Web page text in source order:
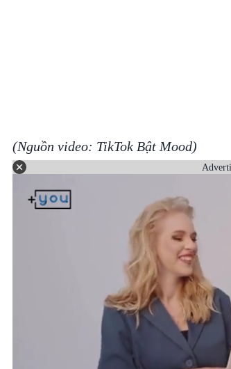
(Nguồn video: TikTok Bật Mood)